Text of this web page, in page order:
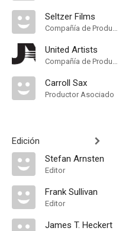
Seltzer Films
Compañía de Produccion
United Artists
Compañía de Produccion
Carroll Sax
Productor Asociado
Edición
Stefan Arnsten
Editor
Frank Sullivan
Editor
James T. Heckert